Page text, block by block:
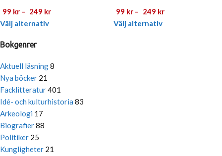
Bokgenrer
Aktuell läsning8
Nya böcker 21
Facklitteratur401
Idé- och kulturhistoria 83
Arkeologi 17
Biografier88
Politiker 25
Kungligheter 21
99 kr – 249 kr
Välj alternativ
99 kr – 249 kr
Välj alternativ